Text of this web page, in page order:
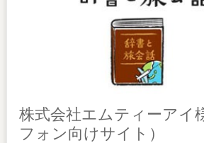
株式会社エムティーアイ
フォン向けサイト）